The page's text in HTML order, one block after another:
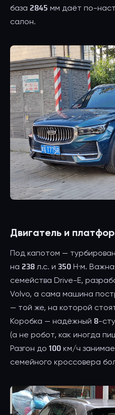
база 2845 мм даёт по-
салон.
Двигатель и
Под капотом —
на 238 л.с. и 350 Н·м.
семейства Drive-E,
Volvo, а сама машина
— той же, на которой
Коробка — надёжный 8-
(а не робот, как иногда
Разгон до 100 км/ч
семейного кроссовера